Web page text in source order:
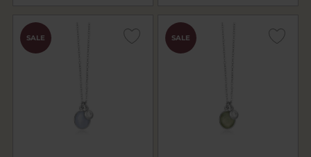
SALE SALE